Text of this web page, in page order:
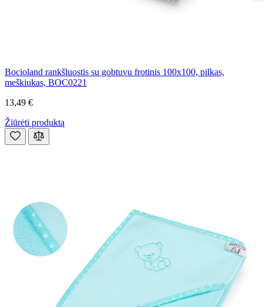
Bocioland rankšluostis su gobtuvu frotinis 100x100, pilkas,
meškiukas, BOC0221
13,49 €
Žiūrėti produktą